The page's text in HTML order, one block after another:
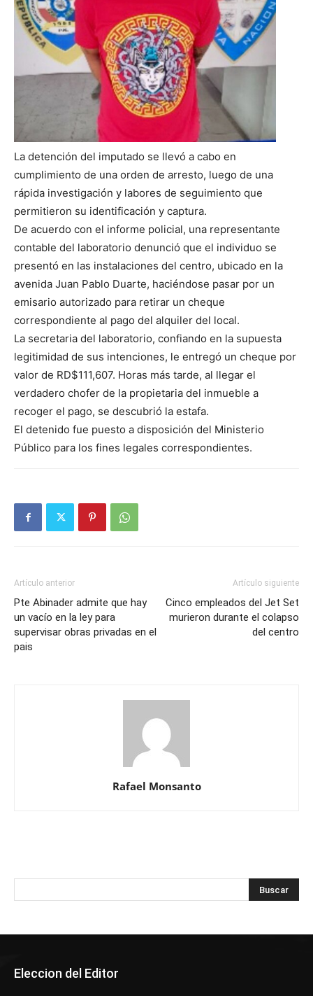
La detención del imputado se llevó a cabo en
cumplimiento de una orden de arresto, luego de una
rápida investigación y labores de seguimiento que
permitieron su identificación y captura.
De acuerdo con el informe policial, una representante
contable del laboratorio denunció que el individuo se
presentó en las instalaciones del centro, ubicado en la
avenida Juan Pablo Duarte, haciéndose pasar por un
emisario autorizado para retirar un cheque
correspondiente al pago del alquiler del local.
La secretaria del laboratorio, confiando en la supuesta
legitimidad de sus intenciones, le entregó un cheque por
valor de RD$111,607. Horas más tarde, al llegar el
verdadero chofer de la propietaria del inmueble a
recoger el pago, se descubrió la estafa.
El detenido fue puesto a disposición del Ministerio
Público para los fines legales correspondientes.
Artículo anterior
Pte Abinader admite que hay
un vacío en la ley para
supervisar obras privadas en el
pais
Artículo siguiente
Cinco empleados del Jet Set
murieron durante el colapso
del centro
Rafael Monsanto
Eleccion del Editor